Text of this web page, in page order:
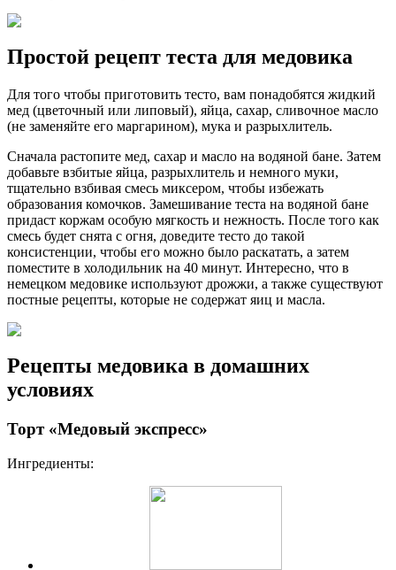
Простой рецепт теста для медовика
Для того чтобы приготовить тесто, вам понадобятся жидкий
мед (цветочный или липовый), яйца, сахар, сливочное масло
(не заменяйте его маргарином), мука и разрыхлитель.
Сначала растопите мед, сахар и масло на водяной бане. Затем
добавьте взбитые яйца, разрыхлитель и немного муки,
тщательно взбивая смесь миксером, чтобы избежать
образования комочков. Замешивание теста на водяной бане
придаст коржам особую мягкость и нежность. После того как
смесь будет снята с огня, доведите тесто до такой
консистенции, чтобы его можно было раскатать, а затем
поместите в холодильник на 40 минут. Интересно, что в
немецком медовике используют дрожжи, а также существуют
постные рецепты, которые не содержат яиц и масла.
Рецепты медовика в домашних
условиях
Торт «Медовый экспресс»
Ингредиенты: